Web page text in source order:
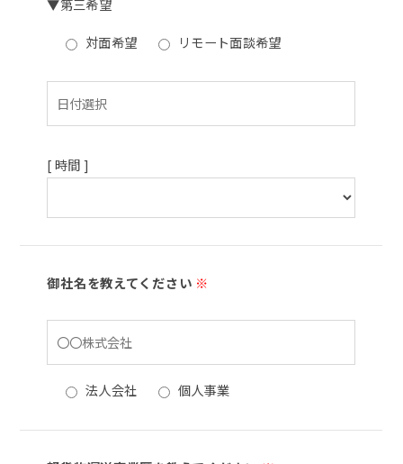
▼第三希望
対面希望 リモート面談希望
[ 時間 ]
御社名を教えてください ※
法人会社 個人事業